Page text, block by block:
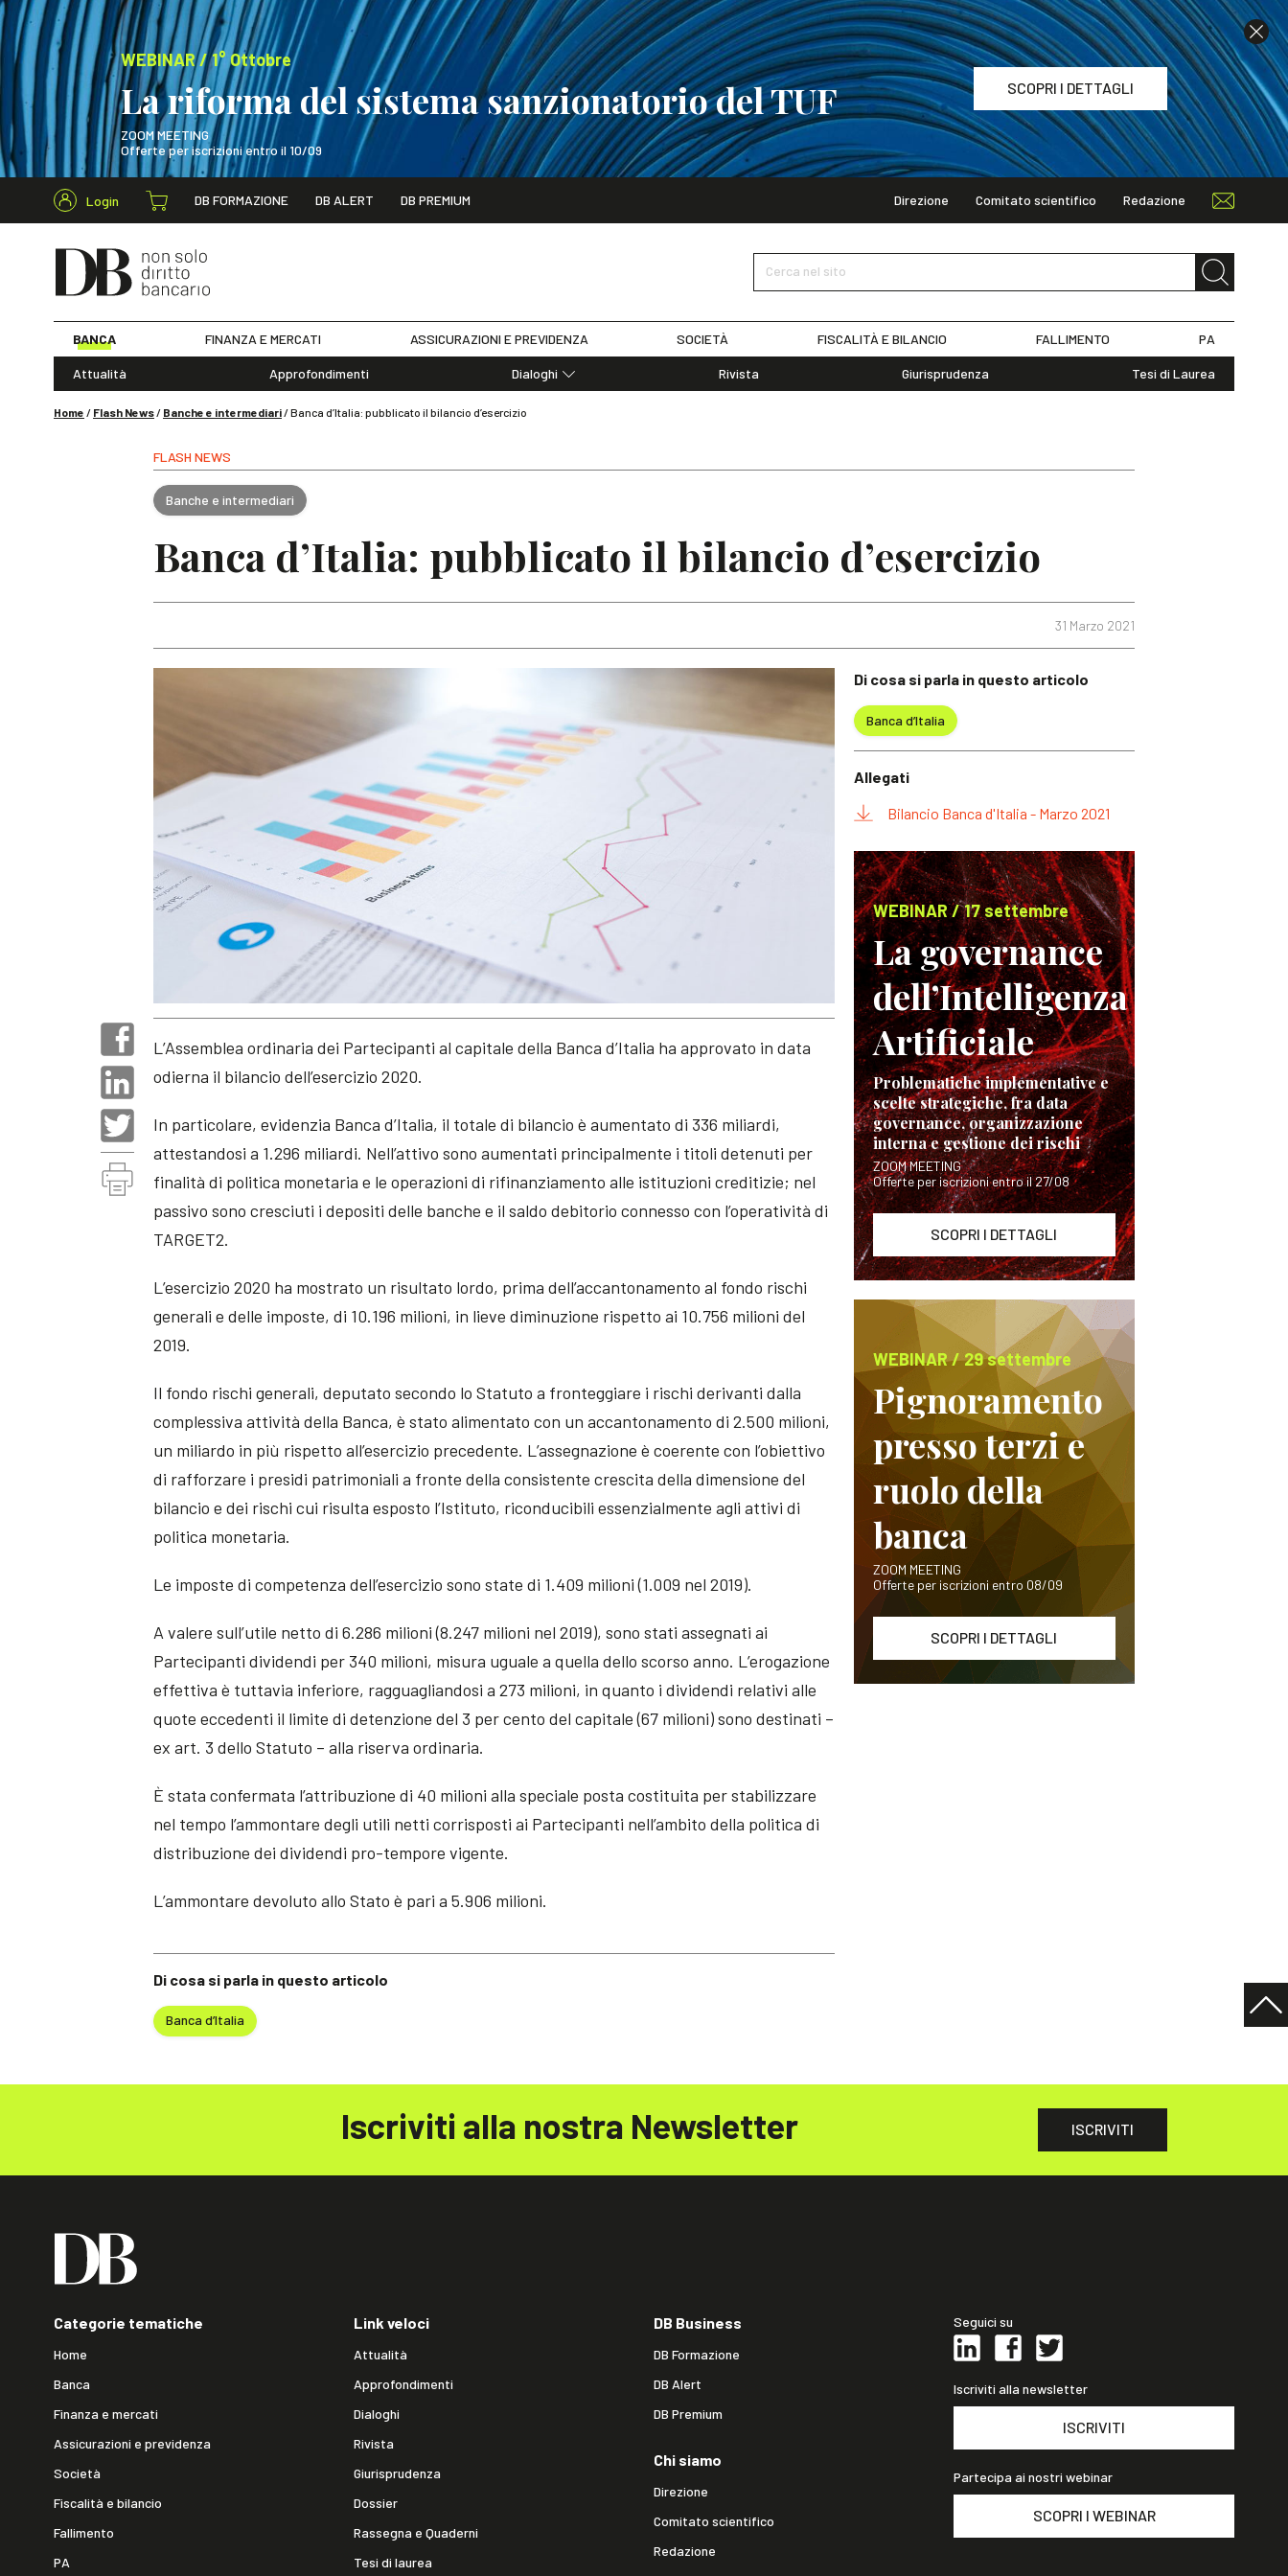
WEBINAR / 1° Ottobre
La riforma del sistema sanzionatorio del TUF
ZOOM MEETING
Offerte per iscrizioni entro il 10/09
SCOPRI I DETTAGLI
WEBINAR / 1° Ottobre
Login DB FORMAZIONE DB ALERT DB PREMIUM Direzione Comitato scientifico Redazione
Cerca nel sito
BANCA FINANZA E MERCATI ASSICURAZIONI E PREVIDENZA SOCIETÀ FISCALITÀ E BILANCIO FALLIMENTO PA
Attualità Approfondimenti
Dialoghi
Rivista Giurisprudenza Tesi di Laurea
Home / Flash News/ Banche e intermediari/Banca d’Italia: pubblicato il bilancio d’esercizio
FLASH NEWS
Banche e intermediari
Banca d’Italia: pubblicato il bilancio d’esercizio
31 Marzo 2021
Di cosa si parla in questo articolo
Banca d’Italia
L’Assemblea ordinaria dei Partecipanti al capitale della Banca d’Italia ha approvato in data
odierna il bilancio dell’esercizio 2020.
In particolare, evidenzia Banca d’Italia, il totale di bilancio è aumentato di 336 miliardi,
attestandosi a 1.296 miliardi. Nell’attivo sono aumentati principalmente i titoli detenuti per
finalità di politica monetaria e le operazioni di rifinanziamento alle istituzioni creditizie; nel
passivo sono cresciuti i depositi delle banche e il saldo debitorio connesso con l’operatività di
TARGET2.
L’esercizio 2020 ha mostrato un risultato lordo, prima dell’accantonamento al fondo rischi
generali e delle imposte, di 10.196 milioni, in lieve diminuzione rispetto ai 10.756 milioni del
2019.
Il fondo rischi generali, deputato secondo lo Statuto a fronteggiare i rischi derivanti dalla
complessiva attività della Banca, è stato alimentato con un accantonamento di 2.500 milioni,
un miliardo in più rispetto all’esercizio precedente. L’assegnazione è coerente con l’obiettivo
di rafforzare i presidi patrimoniali a fronte della consistente crescita della dimensione del
bilancio e dei rischi cui risulta esposto l’Istituto, riconducibili essenzialmente agli attivi di
politica monetaria.
Le imposte di competenza dell’esercizio sono state di 1.409 milioni (1.009 nel 2019).
A valere sull’utile netto di 6.286 milioni (8.247 milioni nel 2019), sono stati assegnati ai
Partecipanti dividendi per 340 milioni, misura uguale a quella dello scorso anno. L’erogazione
effettiva è tuttavia inferiore, ragguagliandosi a 273 milioni, in quanto i dividendi relativi alle
quote eccedenti il limite di detenzione del 3 per cento del capitale (67 milioni) sono destinati –
ex art. 3 dello Statuto – alla riserva ordinaria.
È stata confermata l’attribuzione di 40 milioni alla speciale posta costituita per stabilizzare
nel tempo l’ammontare degli utili netti corrisposti ai Partecipanti nell’ambito della politica di
distribuzione dei dividendi pro-tempore vigente.
L’ammontare devoluto allo Stato è pari a 5.906 milioni.
Di cosa si parla in questo articolo
Banca d’Italia
Allegati
Bilancio Banca d'Italia - Marzo 2021
WEBINAR / 17 settembre
La governance
dell’Intelligenza
Artificiale
Problematiche implementative e
scelte strategiche, fra data
governance, organizzazione
interna e gestione dei rischi
ZOOM MEETING
Offerte per iscrizioni entro il 27/08
SCOPRI I DETTAGLI
WEBINAR / 29 settembre
Pignoramento
presso terzi e
ruolo della
banca
ZOOM MEETING
Offerte per iscrizioni entro 08/09
SCOPRI I DETTAGLI
Iscriviti alla nostra Newsletter ISCRIVITI
Categorie tematiche
Home
Banca
Finanza e mercati
Assicurazioni e previdenza
Società
Fiscalità e bilancio
Fallimento
PA
Link veloci
Attualità
Approfondimenti
Dialoghi
Rivista
Giurisprudenza
Dossier
Rassegna e Quaderni
Tesi di laurea
DB Business
DB Formazione
DB Alert
DB Premium
Chi siamo
Direzione
Comitato scientifico
Redazione
Seguici su
Iscriviti alla newsletter
ISCRIVITI
Partecipa ai nostri webinar
SCOPRI I WEBINAR